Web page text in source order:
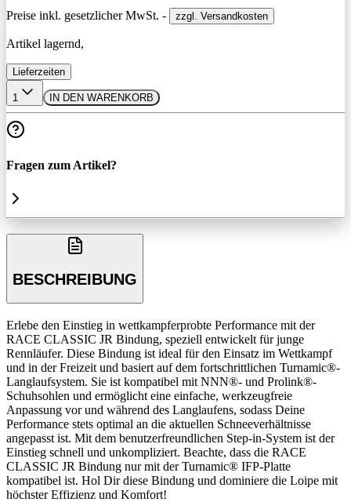
Preise inkl. gesetzlicher MwSt. - zzgl. Versandkosten
Artikel lagernd,
Lieferzeiten
1 IN DEN WARENKORB
Fragen zum Artikel?
BESCHREIBUNG
Erlebe den Einstieg in wettkampferprobte Performance mit der
RACE CLASSIC JR Bindung, speziell entwickelt für junge
Rennläufer. Diese Bindung ist ideal für den Einsatz im Wettkampf
und in der Freizeit und basiert auf dem fortschrittlichen Turnamic®-
Langlaufsystem. Sie ist kompatibel mit NNN®- und Prolink®-
Schuhsohlen und ermöglicht eine einfache, werkzeugfreie
Anpassung vor und während des Langlaufens, sodass Deine
Performance stets optimal an die aktuellen Schneeverhältnisse
angepasst ist. Mit dem benutzerfreundlichen Step-in-System ist der
Einstieg schnell und unkompliziert. Beachte, dass die RACE
CLASSIC JR Bindung nur mit der Turnamic® IFP-Platte
kompatibel ist. Hol Dir diese Bindung und dominiere die Loipe mit
höchster Effizienz und Komfort!